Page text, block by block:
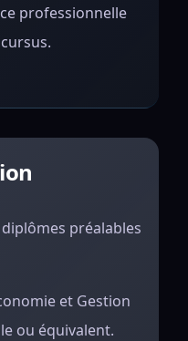
professionnelle
préalables
et Gestion
ou équivalent.